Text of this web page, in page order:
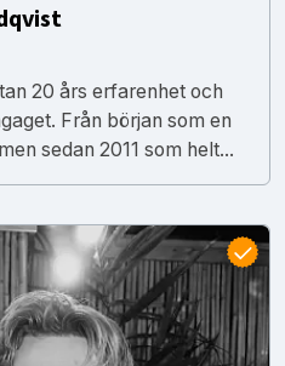
20 års erfarenhet och
Från början som en
sedan 2011 som helt...